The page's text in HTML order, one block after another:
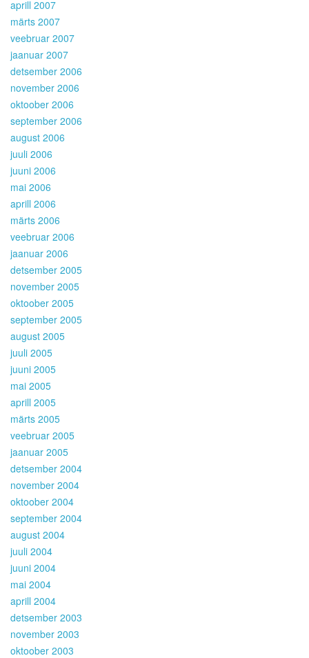
aprill 2007
märts 2007
veebruar 2007
jaanuar 2007
detsember 2006
november 2006
oktoober 2006
september 2006
august 2006
juuli 2006
juuni 2006
mai 2006
aprill 2006
märts 2006
veebruar 2006
jaanuar 2006
detsember 2005
november 2005
oktoober 2005
september 2005
august 2005
juuli 2005
juuni 2005
mai 2005
aprill 2005
märts 2005
veebruar 2005
jaanuar 2005
detsember 2004
november 2004
oktoober 2004
september 2004
august 2004
juuli 2004
juuni 2004
mai 2004
aprill 2004
detsember 2003
november 2003
oktoober 2003